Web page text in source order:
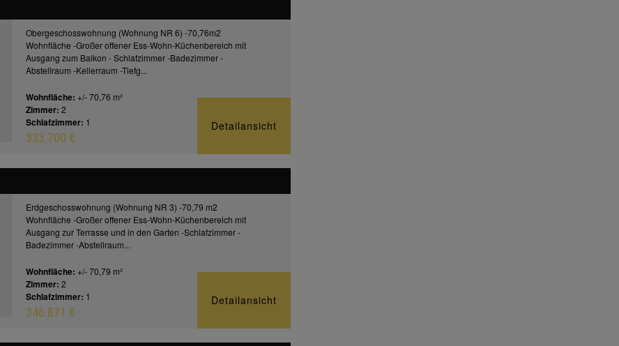
Obergeschosswohnung (Wohnung NR 6) -70,76m2
Wohnfläche -Großer offener Ess-Wohn-Küchenbereich mit
Ausgang zum Balkon - Schlafzimmer -Badezimmer -
Abstellraum -Kellerraum -Tiefg...
Wohnfläche: +/- 70,76 m²
Zimmer:2
Schlafzimmer: 1
333.700 €
Detailansicht
Erdgeschosswohnung (Wohnung NR 3) -70,79 m2
Wohnfläche -Großer offener Ess-Wohn-Küchenbereich mit
Ausgang zur Terrasse und in den Garten -Schlafzimmer -
Badezimmer -Abstellraum...
Wohnfläche: +/- 70,79 m²
Zimmer:2
Schlafzimmer: 1
346.871 €
Detailansicht